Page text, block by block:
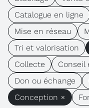
Catalogue en ligne
Mise en réseau
Tri et valorisation
Collecte
Conseil
Don ou échange
Conception ×